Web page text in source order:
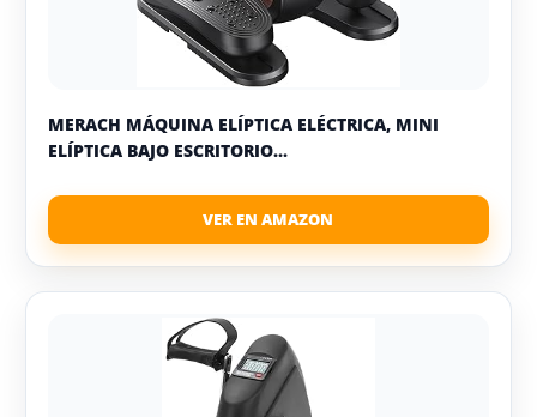
MERACH MÁQUINA ELÍPTICA ELÉCTRICA, MINI
ELÍPTICA BAJO ESCRITORIO...